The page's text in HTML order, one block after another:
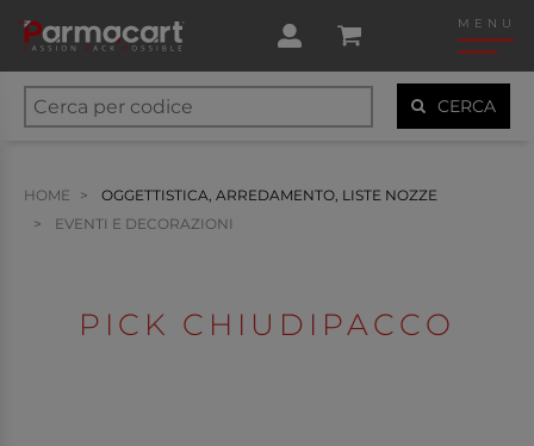
MENU
CERCA
HOME
OGGETTISTICA, ARREDAMENTO, LISTE NOZZE
EVENTI E DECORAZIONI
PICK CHIUDIPACCO